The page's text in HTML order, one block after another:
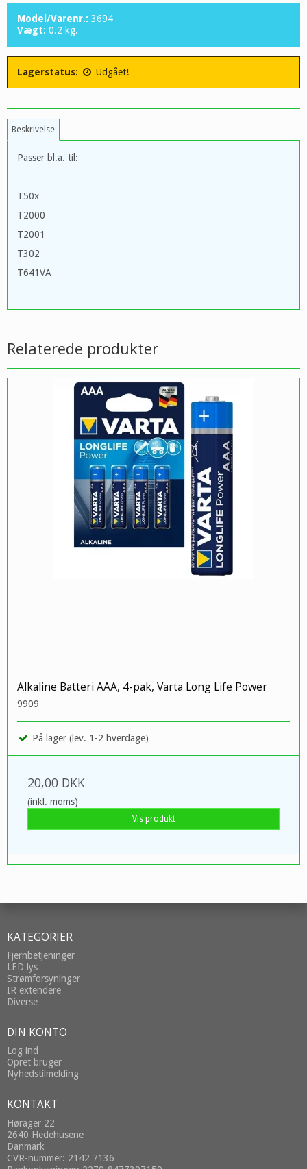
Model/Varenr.: 3694
Vægt: 0.2 kg.
Lagerstatus: Udgået!
Beskrivelse
Passer bl.a. til:
T50x
T2000
T2001
T302
T641VA
Relaterede produkter
Alkaline Batteri AAA, 4-pak, Varta Long Life Power
9909
På lager (lev. 1-2 hverdage)
20,00 DKK
(inkl. moms)
Vis produkt
KATEGORIER
Fjernbetjeninger
LED lys
Strømforsyninger
IR extendere
Diverse
DIN KONTO
Log ind
Opret bruger
Nyhedstilmelding
KONTAKT
Hørager 22
2640 Hedehusene
Danmark
CVR-nummer: 2142 7136